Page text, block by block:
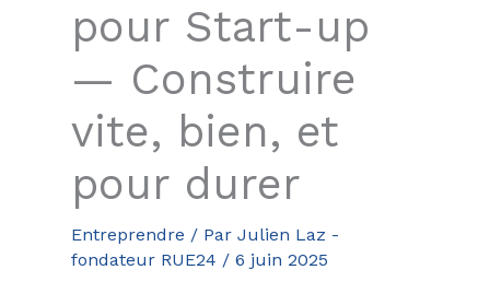
pour Start-up
— Construire
vite, bien, et
pour durer
Entreprendre / Par Julien Laz -
fondateur RUE24 / 6 juin 2025